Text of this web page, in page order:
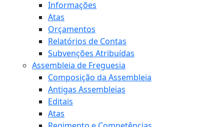
Informações
Atas
Orçamentos
Relatórios de Contas
Subvenções Atribuídas
Assembleia de Freguesia
Composição da Assembleia
Antigas Assembleias
Editais
Atas